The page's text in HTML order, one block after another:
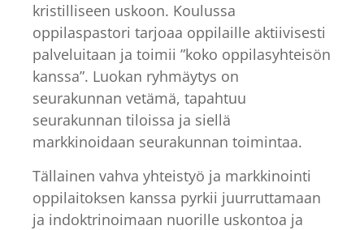
kristilliseen uskoon. Koulussa
oppilaspastori tarjoaa oppilaille aktiivisesti
palveluitaan ja toimii ”koko oppilasyhteisön
kanssa”. Luokan ryhmäytys on
seurakunnan vetämä, tapahtuu
seurakunnan tiloissa ja siellä
markkinoidaan seurakunnan toimintaa.
Tällainen vahva yhteistyö ja markkinointi
oppilaitoksen kanssa pyrkii juurruttamaan
ja indoktrinoimaan nuorille uskontoa ja